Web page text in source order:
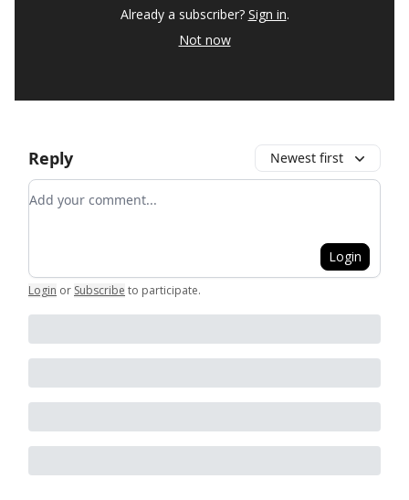
Already a subscriber? Sign in.
Not now
Reply Newest first
Add your comment
Login
Login or Subscribe to participate.